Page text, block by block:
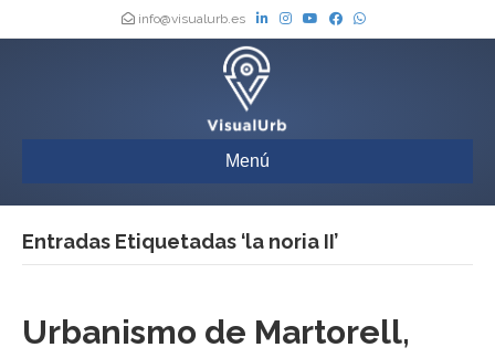
info@visualurb.es
Menú
Entradas Etiquetadas ‘la noria II’
Urbanismo de Martorell,